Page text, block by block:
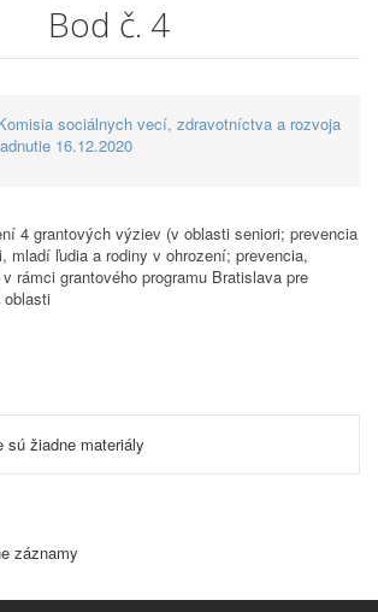
Bod č. 4
sociálnych vecí, zdravotníctva a rozvoja
16.12.2020
4 grantových výziev (v oblasti seniori; prevencia
mladí ľudia a rodiny v ohrození; prevencia,
rámci grantového programu Bratislava pre
sú žiadne materiály
záznamy